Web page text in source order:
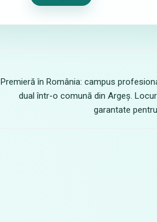
Premieră în România: campus
dual într-o comună din Argeș.
garantate